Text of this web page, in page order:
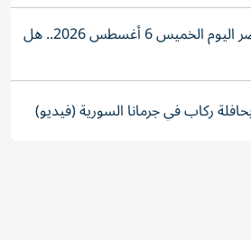
سعر الذهب في مصر اليوم الخميس 6 أغسطس 2026.. هل
ركاب في جرمانا السورية (فيديو)